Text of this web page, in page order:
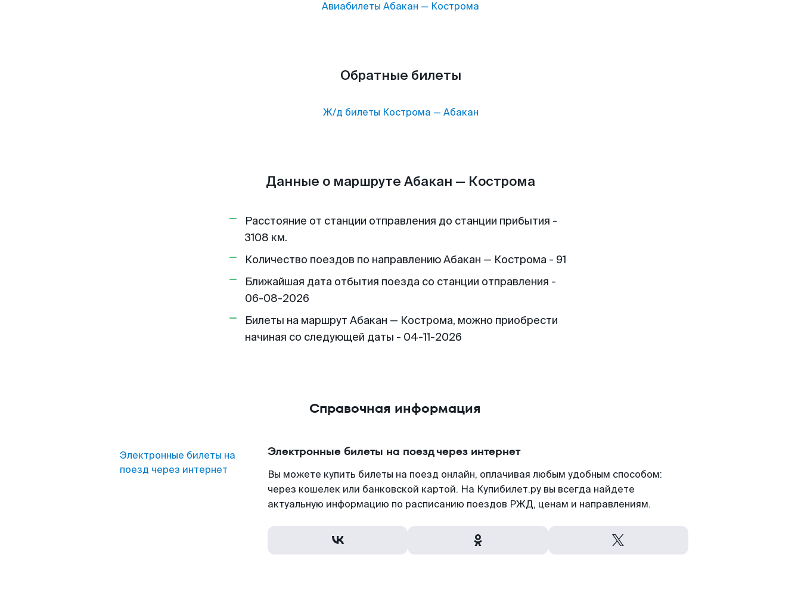
Авиабилеты Абакан — Кострома
Обратные билеты
Ж/д билеты Кострома — Абакан
Данные о маршруте Абакан — Кострома
Расстояние от станции отправления до станции прибытия -
3108 км.
Количество поездов по направлению Абакан — Кострома - 91
Ближайшая дата отбытия поезда со станции отправления -
06-08-2026
Билеты на маршрут Абакан — Кострома, можно приобрести
начиная со следующей даты - 04-11-2026
Справочная информация
Электронные билеты на
поезд через интернет
Электронные билеты на поезд через интернет
Вы можете купить билеты на поезд онлайн, оплачивая любым удобным способом:
через кошелек или банковской картой. На Купибилет.ру вы всегда найдете
актуальную информацию по расписанию поездов РЖД, ценам и направлениям.